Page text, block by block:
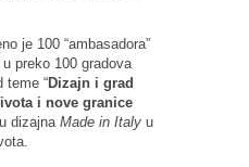
je 100 “ambasadora”
preko 100 gradova
teme “Dizajn i grad
i nove granice
dizajna Made in Italy u